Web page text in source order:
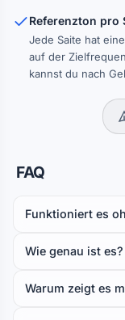
Referenzton pro
Jede Saite hat
auf der
kannst du nach
FAQ
Funktioniert es
Wie genau ist es?
Warum zeigt es